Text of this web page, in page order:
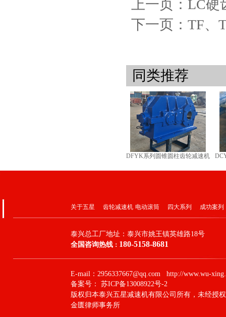
上一页：LC
下一页：TF、
同类推荐
DFYK系列圆锥圆柱齿轮减速机
关于五星 齿轮减速机 电动滚筒 四大系列 成功案列
泰兴总工厂地址： 泰兴市姚王镇英雄路18号
全国咨询热线 ： 180-5158-8681
E-mail：2956337667@qq.com http://www.wu-
备案号： 苏ICP备13008922号-2
版权归本泰兴五星减速机有限公司所有，未经授
金匮律师事务所